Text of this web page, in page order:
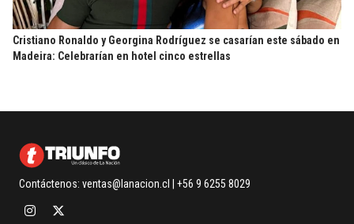
Cristiano Ronaldo y Georgina Rodríguez se casarían este sábado en
Madeira: Celebrarían en hotel cinco estrellas
Contáctenos: ventas@lanacion.cl | +56 9 6255 8029